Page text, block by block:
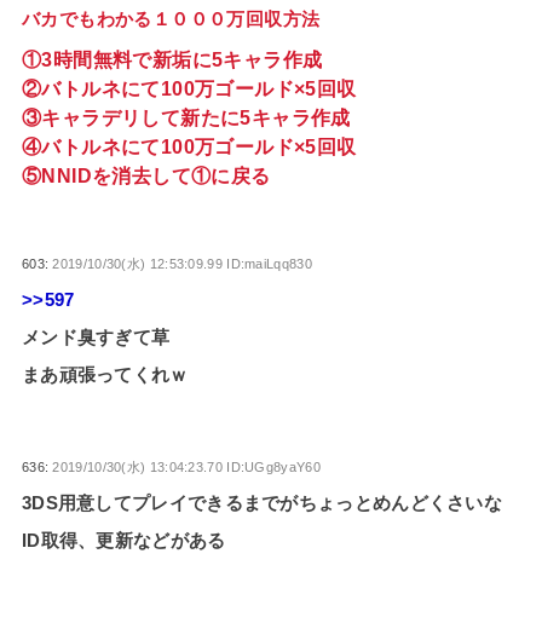
バカでもわかる１０００万回収方法
①3時間無料で新垢に5キャラ作成
②バトルネにて100万ゴールド×5回収
③キャラデリして新たに5キャラ作成
④バトルネにて100万ゴールド×5回収
⑤NNIDを消去して①に戻る
603:2019/10/30(水) 12:53:09.99 ID:maiLqq830
>>597
メンド臭すぎて草
まあ頑張ってくれｗ
636:2019/10/30(水) 13:04:23.70 ID:UGg8yaY60
3DS用意してプレイできるまでがちょっとめんどくさいな
ID取得、更新などがある